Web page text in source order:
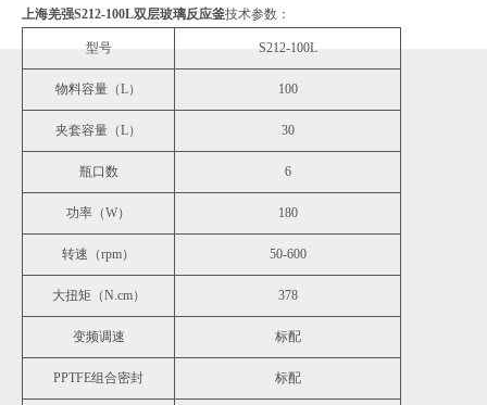
上海羌强S212-100L双层玻璃反应釜技术参数：
型号 S212-100L
物料容量（L） 100
夹套容量（L） 30
瓶口数 6
功率（W） 180
转速（rpm） 50-600
大扭矩（N.cm） 378
变频调速 标配
PPTFE组合密封 标配